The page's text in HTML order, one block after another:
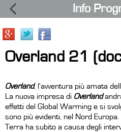
Info
Overland 21
Overland, l'avventura più amata
La nuova impresa di Overland
effetti del Global Warming e si
sono più evidenti, nel Nord
Terra ha subito a causa degli